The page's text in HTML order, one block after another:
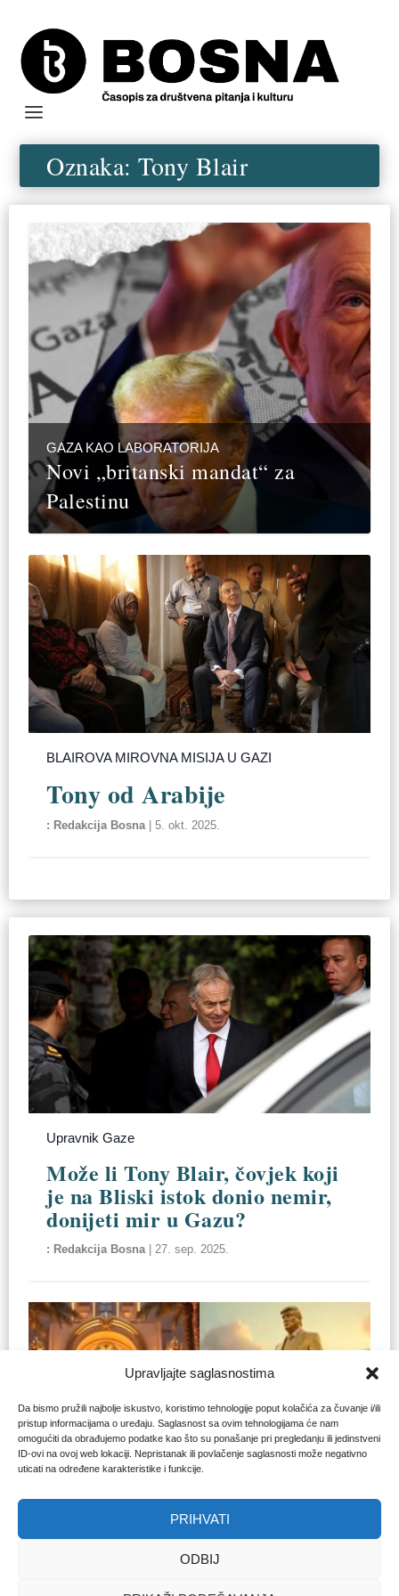
Upravljajte saglasnostima
Da bismo pružili najbolje iskustvo, koristimo tehnologije poput kolačića za čuvanje i/ili
pristup informacijama o uređaju. Saglasnost sa ovim tehnologijama će nam
omogućiti da obrađujemo podatke kao što su ponašanje pri pregledanju ili jedinstveni
ID-ovi na ovoj web lokaciji. Nepristanak ili povlačenje saglasnosti može negativno
uticati na određene karakteristike i funkcije.
PRIHVATI
ODBIJ
Oznaka:Tony Blair
GAZA KAO LABORATORIJA
Novi „britanski mandat“ za
Palestinu
BLAIROVA MIROVNA MISIJA U GAZI
Tony od Arabije
Redakcija Bosna|5. okt. 2025.
Upravnik Gaze
Može li Tony Blair, čovjek koji
je na Bliski istok donio nemir,
donijeti mir u Gazu?
Redakcija Bosna|27. sep. 2025.
Tony Blair, Trumpova rivijera i
planovi za etničko čišćenje